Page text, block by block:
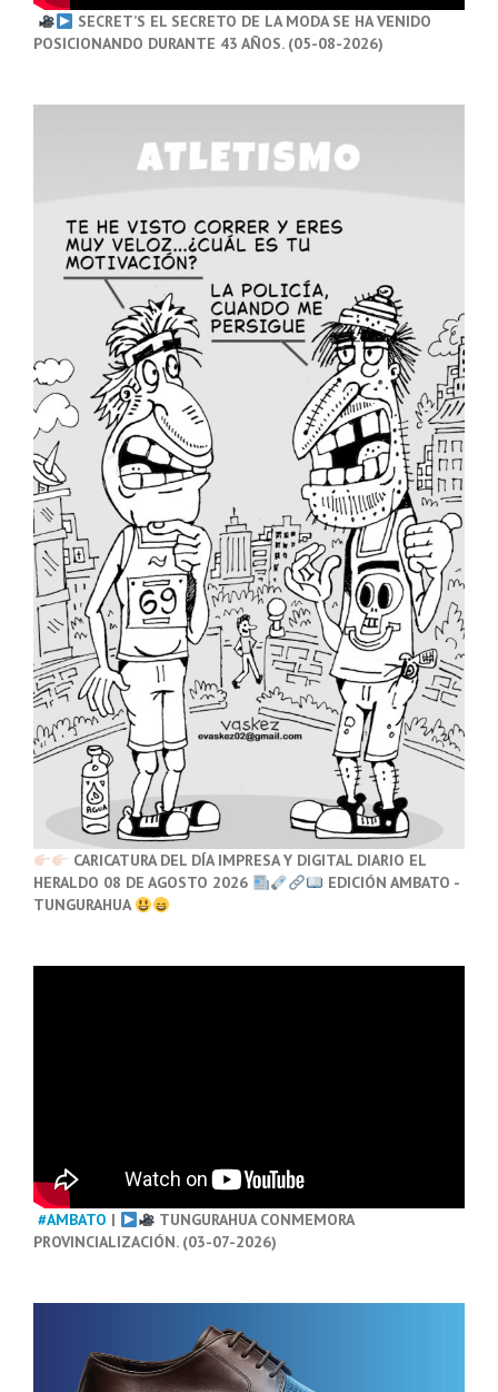
SECRET’S EL SECRETO DE LA MODA SE HA VENIDO
POSICIONANDO DURANTE 43 AÑOS. (05-08-2026)
CARICATURA DEL DÍA IMPRESA Y DIGITAL DIARIO EL
HERALDO 08 DE AGOSTO 2026
EDICIÓN AMBATO -
TUNGURAHUA
#AMBATO |
TUNGURAHUA CONMEMORA
PROVINCIALIZACIÓN. (03-07-2026)